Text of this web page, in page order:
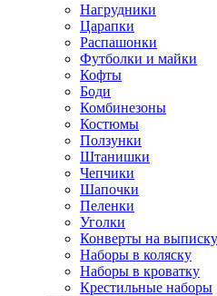
Нагрудники
Царапки
Распашонки
Футболки и майки
Кофты
Боди
Комбинезоны
Костюмы
Ползунки
Штанишки
Чепчики
Шапочки
Пеленки
Уголки
Конверты на выписку
Наборы в коляску
Наборы в кроватку
Крестильные наборы